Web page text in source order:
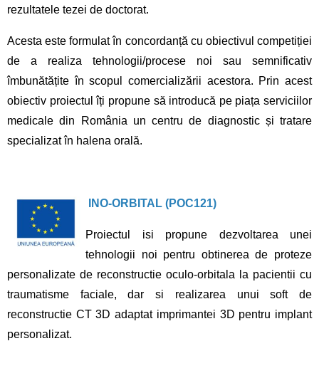
rezultatele tezei de doctorat.
Acesta este formulat în concordanță cu obiectivul competiției
de a realiza tehnologii/procese noi sau semnificativ
îmbunătățite în scopul comercializării acestora. Prin acest
obiectiv proiectul îți propune să introducă pe piața serviciilor
medicale din România un centru de diagnostic și tratare
specializat în halena orală.
INO-ORBITAL (POC121)
Proiectul isi propune dezvoltarea unei
tehnologii noi pentru obtinerea de proteze
personalizate de reconstructie oculo-orbitala la pacientii cu
traumatisme faciale, dar si realizarea unui soft de
reconstructie CT 3D adaptat imprimantei 3D pentru implant
personalizat.